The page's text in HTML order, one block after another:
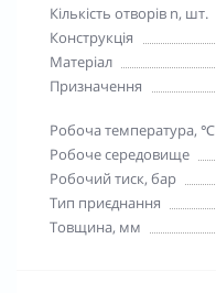
Кількість отворів n, шт.
Конструкція
Матеріал
Призначення
Робоча температура, ℃
Робоче середовище
Робочий тиск, бар
Тип приєднання
Товщина, мм